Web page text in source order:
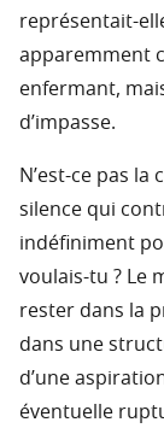
représentait-
apparemment
enfermant,
d’impasse.
N’est-ce pas
silence qui
indéfiniment
voulais-tu ? Le
rester dans la
dans une
d’une
éventuelle